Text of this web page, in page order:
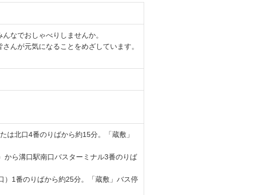
なでおしゃべりしませんか。
んが元気になることをめざしています。
は北口4番のりばから約15分。「蔵敷」
から溝口駅南口バスターミナル3番のりば
）1番のりばから約25分。「蔵敷」バス停